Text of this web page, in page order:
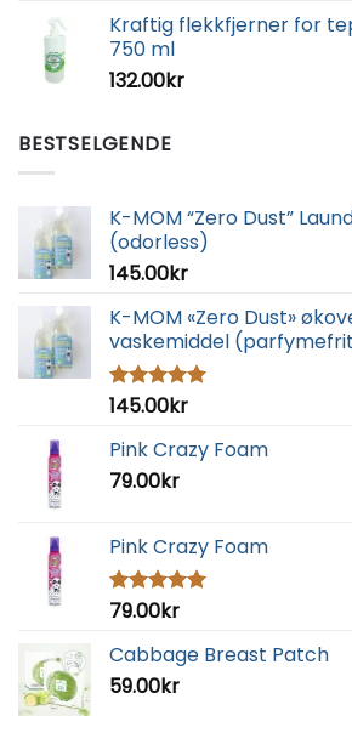
Kraftig flekkfjerner for
750 ml
132.00kr
BESTSELGENDE
K-MOM “Zero Dust”
(odorless)
145.00kr
K-MOM «Zero Dust»
vaskemiddel
Vurdert
145.00kr
Pink Crazy Foam
79.00kr
Pink Crazy Foam
Vurdert
79.00kr
Cabbage Breast Patch
59.00kr